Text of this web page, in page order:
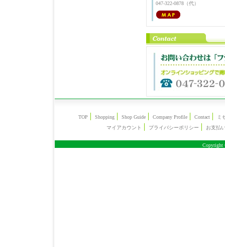
047-322-0878（代）
TOP Shopping Shop Guide Company Profile Contact
ミ
マイアカウント
プライバシーポリシー お支払
Copyright